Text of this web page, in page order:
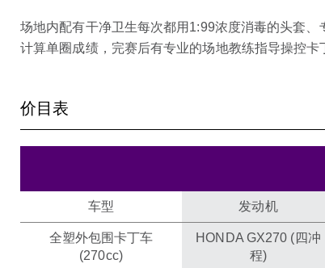
场地内配有干净卫生每次都用1:99浓度消毒的头套
计算单圈成绩，完赛后有专业的场地教练指导操控卡
价目表
车型 发动机
全塑外包围卡丁车
(270cc)
HONDA GX270 (四冲
程)